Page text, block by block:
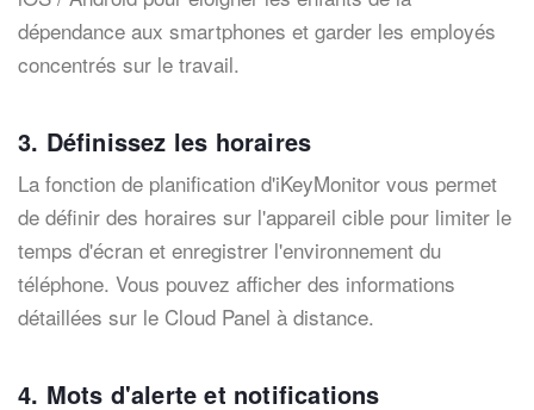
dépendance aux smartphones et garder les employés
concentrés sur le travail.
3. Définissez les horaires
La fonction de planification d'iKeyMonitor vous permet
de définir des horaires sur l'appareil cible pour limiter le
temps d'écran et enregistrer l'environnement du
téléphone. Vous pouvez afficher des informations
détaillées sur le Cloud Panel à distance.
4. Mots d'alerte et notifications